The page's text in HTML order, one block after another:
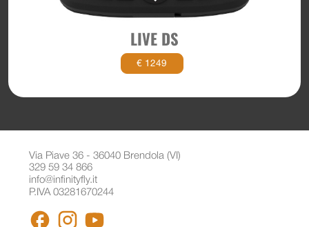
LIVE DS
€ 1249
Via Piave 36 - 36040 Brendola (VI)
329 59 34 866
info@infinityfly.it
P.IVA 03281670244
FACEBOOKINSTAGRAM